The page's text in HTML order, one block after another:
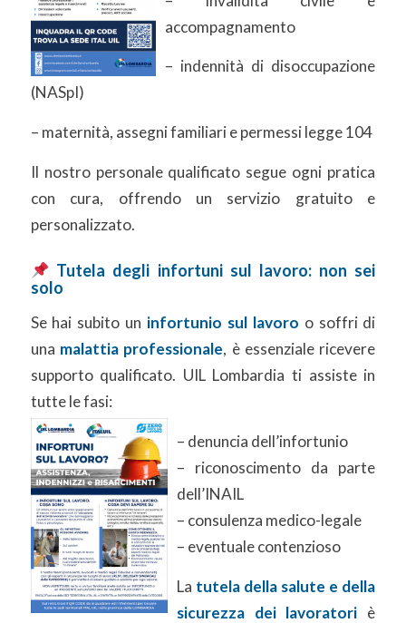
accompagnamento
– indennità di disoccupazione
(NASpI)
– maternità, assegni familiari e permessi legge 104
Il nostro personale qualificato segue ogni pratica
con cura, offrendo un servizio gratuito e
personalizzato.
Tutela degli infortuni sul lavoro: non sei
solo
Se hai subito un infortunio sul lavoro o soffri di
una malattia professionale, è essenziale ricevere
supporto qualificato. UIL Lombardia ti assiste in
tutte le fasi:
– denuncia dell’infortunio
– riconoscimento da parte
dell’INAIL
– consulenza medico-legale
– eventuale contenzioso
La tutela della salute e della
sicurezza dei lavoratori è